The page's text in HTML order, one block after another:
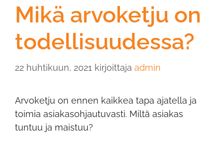
Mikä arvoketju on
todellisuudessa?
22 huhtikuun, 2021 kirjoittaja admin
Arvoketju on ennen kaikkea tapa ajatella ja
toimia asiakasohjautuvasti. Miltä asiakas
tuntuu ja maistuu?